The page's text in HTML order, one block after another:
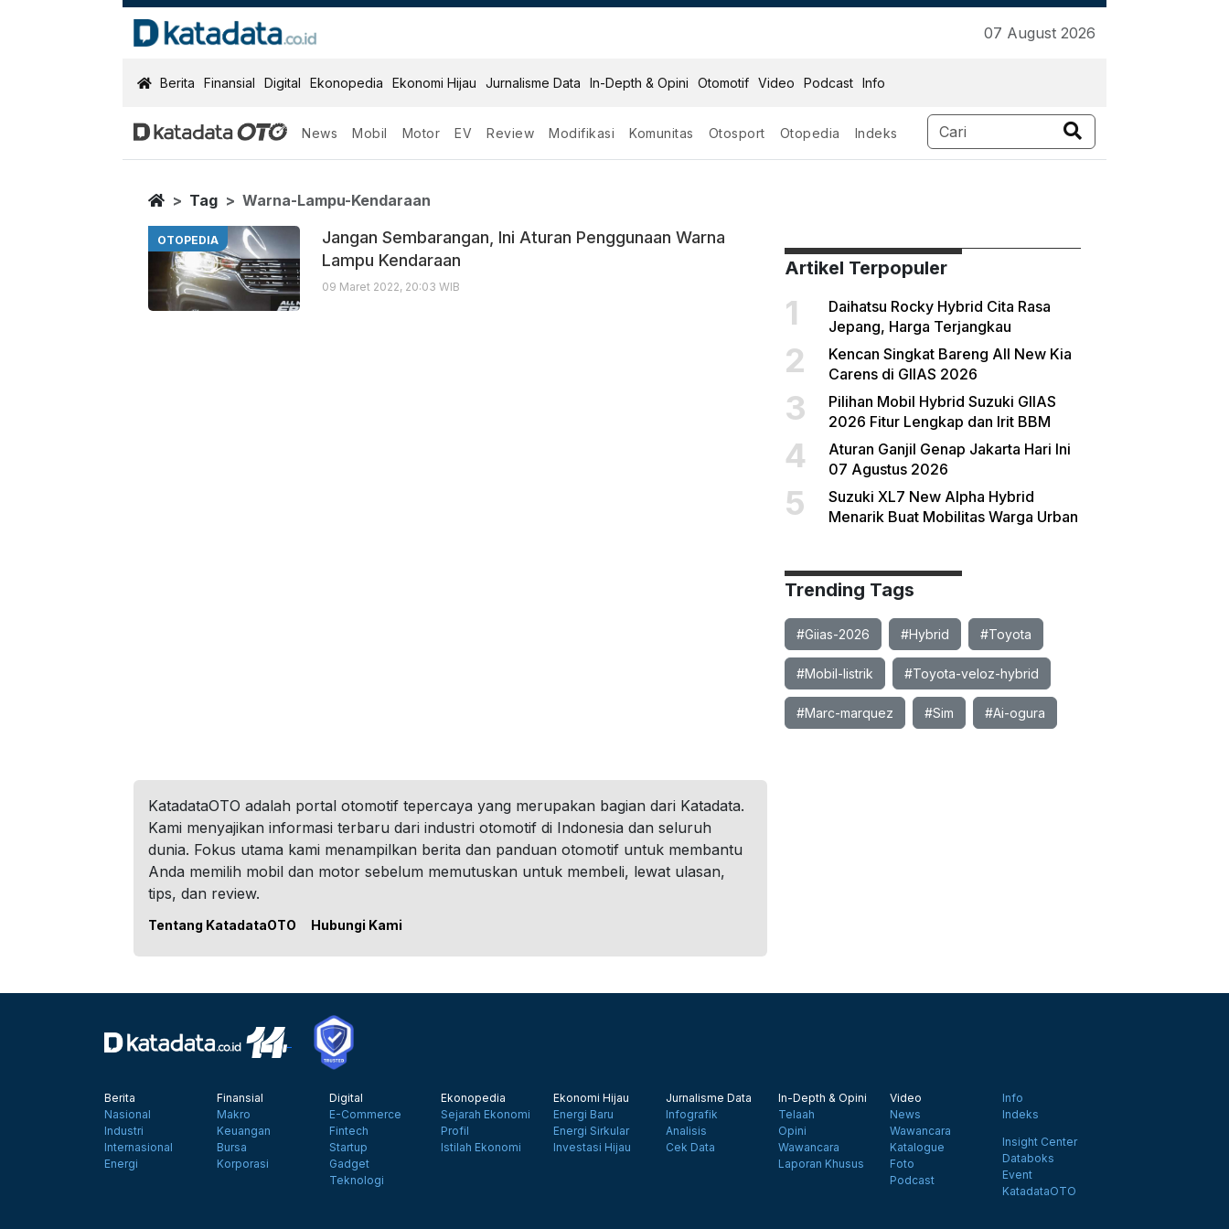
07 August 2026
KatadataOTO
Berita Finansial Digital Ekonopedia Ekonomi Hijau Jurnalisme Data In-Depth & Opini Otomotif Video Podcast Info
News Mobil Motor EV Review Modifikasi Komunitas Otosport Otopedia Indeks
Warna Lampu Kendaraan
Berita Terbaru
Home
Tag Warna-Lampu-Kendaraan
OTOPEDIA
Jangan Sembarangan, Ini Aturan Penggunaan Warna
Lampu Kendaraan
09 Maret 2022, 20:03 WIB
Artikel Terpopuler
1
Daihatsu Rocky Hybrid Cita Rasa
Jepang, Harga Terjangkau
2
Kencan Singkat Bareng All New Kia
Carens di GIIAS 2026
3
Pilihan Mobil Hybrid Suzuki GIIAS
2026 Fitur Lengkap dan Irit BBM
4
Aturan Ganjil Genap Jakarta Hari Ini
07 Agustus 2026
5
Suzuki XL7 New Alpha Hybrid
Menarik Buat Mobilitas Warga Urban
Trending Tags
#Giias-2026 #Hybrid #Toyota
#Mobil-listrik #Toyota-veloz-hybrid
#Marc-marquez #Sim #Ai-ogura
KatadataOTO adalah portal otomotif tepercaya yang merupakan bagian dari Katadata.
Kami menyajikan informasi terbaru dari industri otomotif di Indonesia dan seluruh
dunia. Fokus utama kami menampilkan berita dan panduan otomotif untuk membantu
Anda memilih mobil dan motor sebelum memutuskan untuk membeli, lewat ulasan,
tips, dan review.
Tentang KatadataOTO Hubungi Kami
Berita
Nasional
Industri
Internasional
Energi
Finansial
Makro
Keuangan
Bursa
Korporasi
Digital
E-Commerce
Fintech
Startup
Gadget
Teknologi
Ekonopedia
Sejarah Ekonomi
Profil
Istilah Ekonomi
Ekonomi Hijau
Energi Baru
Energi Sirkular
Investasi Hijau
Jurnalisme Data
Infografik
Analisis
Cek Data
In-Depth & Opini
Telaah
Opini
Wawancara
Laporan Khusus
Video
News
Wawancara
Katalogue
Foto
Podcast
Info
Indeks
Insight Center
Databoks
Event
KatadataOTO